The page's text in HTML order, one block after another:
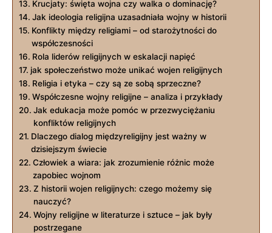
Krucjaty: święta wojna czy walka o dominację?
Jak ideologia religijna uzasadniała wojny w historii
Konflikty między religiami – od starożytności do
współczesności
Rola liderów religijnych w eskalacji napięć
jak społeczeństwo może unikać wojen religijnych
Religia i etyka – czy są ze sobą sprzeczne?
Współczesne wojny religijne – analiza i przykłady
Jak edukacja może pomóc w przezwyciężaniu
konfliktów religijnych
Dlaczego dialog międzyreligijny jest ważny w
dzisiejszym świecie
Człowiek a wiara: jak zrozumienie różnic może
zapobiec wojnom
Z historii wojen religijnych: czego możemy się
nauczyć?
Wojny religijne w literaturze i sztuce – jak były
postrzegane